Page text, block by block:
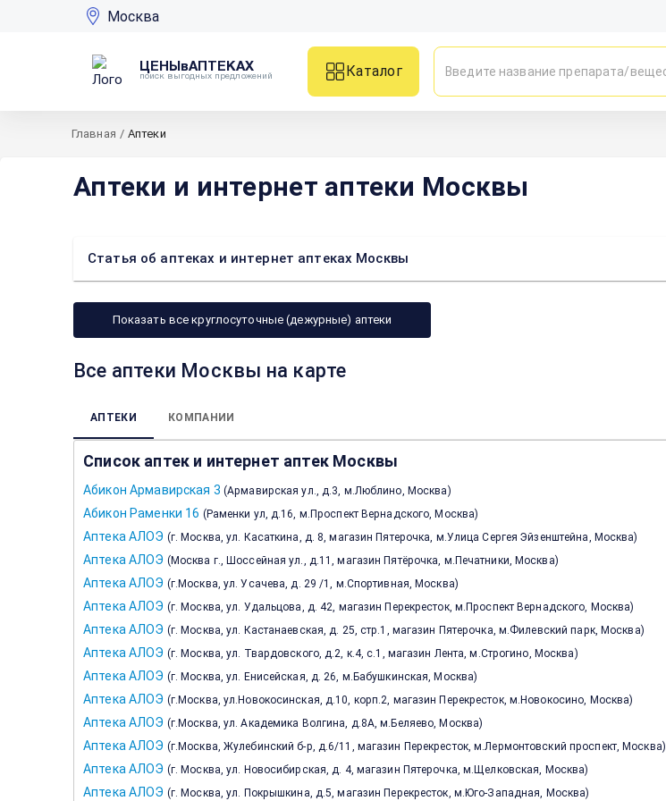
Москва
ЦЕНЫвАПТЕКАХ
поиск выгодных предложений
Каталог
Главная / Аптеки
Аптеки и интернет аптеки Москвы
Статья об аптеках и интернет аптеках Москвы
Показать все круглосуточные (дежурные) аптеки
Все аптеки Москвы на карте
АПТЕКИ КОМПАНИИ
Список аптек и интернет аптек Москвы
Абикон Армавирская 3 (Армавирская ул., д.3, м.Люблино, Москва)
Абикон Раменки 16 ( Раменки ул, д.16, м.Проспект Вернадского, Москва)
Аптека АЛОЭ (г. Москва, ул. Касаткина, д. 8, магазин Пятерочка, м.Улица Сергея Эйзенштейна, Москва)
Аптека АЛОЭ ( Москва г., Шоссейная ул., д.11, магазин Пятёрочка, м.Печатники, Москва)
Аптека АЛОЭ (г.Москва, ул. Усачева, д. 29 /1, м.Спортивная, Москва)
Аптека АЛОЭ (г. Москва, ул. Удальцова, д. 42, магазин Перекресток, м.Проспект Вернадского, Москва)
Аптека АЛОЭ (г. Москва, ул. Кастанаевская, д. 25, стр.1, магазин Пятерочка, м.Филевский парк, Москва)
Аптека АЛОЭ (г. Москва, ул. Твардовского, д.2, к.4, с.1, магазин Лента, м.Строгино, Москва)
Аптека АЛОЭ (г. Москва, ул. Енисейская, д. 26, м.Бабушкинская, Москва)
Аптека АЛОЭ (г.Москва, ул.Новокосинская, д.10, корп.2, магазин Перекресток, м.Новокосино, Москва)
Аптека АЛОЭ (г.Москва, ул. Академика Волгина, д.8А, м.Беляево, Москва)
Аптека АЛОЭ (г.Москва, Жулебинский б-р, д.6/11, магазин Перекресток, м.Лермонтовский проспект, Москва)
Аптека АЛОЭ (г. Москва, ул. Новосибирская, д. 4, магазин Пятерочка, м.Щелковская, Москва)
Аптека АЛОЭ (г. Москва, ул. Покрышкина, д.5, магазин Перекресток, м.Юго-Западная, Москва)